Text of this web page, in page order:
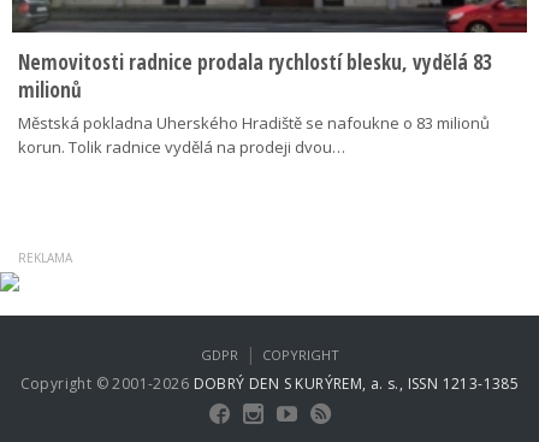
Nemovitosti radnice prodala rychlostí blesku, vydělá 83
milionů
Městská pokladna Uherského Hradiště se nafoukne o 83 milionů
korun. Tolik radnice vydělá na prodeji dvou…
Copyright © 2001-2026 DOBRÝ DEN S KURÝREM, a. s., ISSN 1213-1385
GDPR | COPYRIGHT